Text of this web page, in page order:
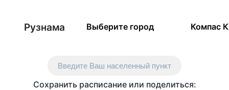
Рузнама Выберите город Компас
Введите Ваш населенный пункт
Сохранить расписание или поделиться: